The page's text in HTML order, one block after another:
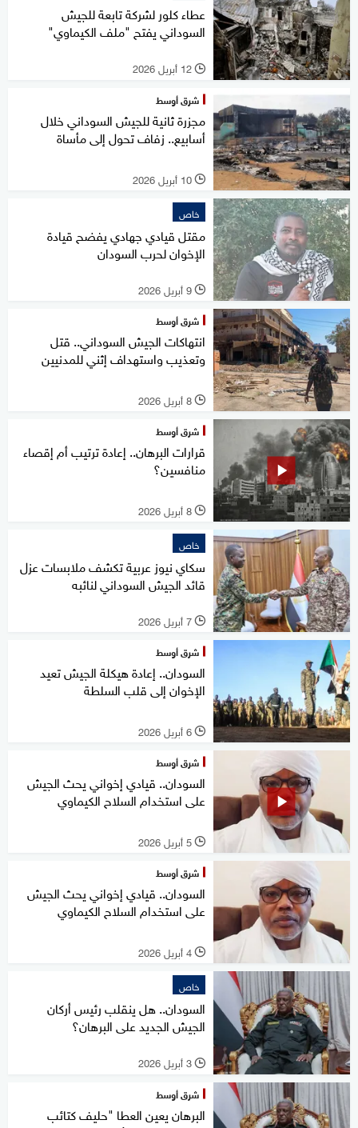
عطاء كلور لشركة تابعة للجيش
السوداني يفتح "ملف الكيماوي"
l 12 أبريل 2026
شرق أوسط
مجزرة ثانية للجيش السوداني خلال
أسابيع.. زفاف تحول إلى مأساة
l 10 أبريل 2026
خاص
مقتل قيادي جهادي يفضح قيادة
الإخوان لحرب السودان
l 9 أبريل 2026
شرق أوسط
انتهاكات الجيش السوداني.. قتل
وتعذيب واستهداف إثني للمدنيين
l 8 أبريل 2026
شرق أوسط
قرارات البرهان.. إعادة ترتيب أم إقصاء
منافسين؟
l 8 أبريل 2026
خاص
سكاي نيوز عربية تكشف ملابسات عزل
قائد الجيش السوداني لنائبه
l 7 أبريل 2026
شرق أوسط
السودان.. إعادة هيكلة الجيش تعيد
الإخوان إلى قلب السلطة
l 6 أبريل 2026
شرق أوسط
السودان.. قيادي إخواني يحث الجيش
على استخدام السلاح الكيماوي
l 5 أبريل 2026
شرق أوسط
السودان.. قيادي إخواني يحث الجيش
على استخدام السلاح الكيماوي
l 4 أبريل 2026
خاص
السودان.. هل ينقلب رئيس أركان
الجيش الجديد على البرهان؟
l 3 أبريل 2026
شرق أوسط
البرهان يعين العطا "حليف كتائب